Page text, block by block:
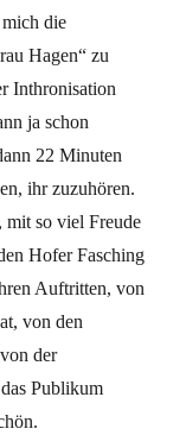
mich die
Hagen“ zu
Inthronisation
ja schon
22 Minuten
ihr zuzuhören.
mit so viel Freude
Hofer Fasching
Auftritten, von
von den
der
Publikum